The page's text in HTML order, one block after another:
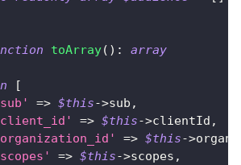
toArray( ) :
array
[
=> $this->sub ,
=> $this->clientId ,
=> $this->
=> $this->scopes ,